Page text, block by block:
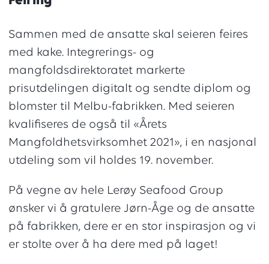
Sammen med de ansatte skal seieren feires
med kake. Integrerings- og
mangfoldsdirektoratet markerte
prisutdelingen digitalt og sendte diplom og
blomster til Melbu-fabrikken. Med seieren
kvalifiseres de også til «Årets
Mangfoldhetsvirksomhet 2021», i en nasjonal
utdeling som vil holdes 19. november.
På vegne av hele Lerøy Seafood Group
ønsker vi å gratulere Jørn-Åge og de ansatte
på fabrikken, dere er en stor inspirasjon og vi
er stolte over å ha dere med på laget!